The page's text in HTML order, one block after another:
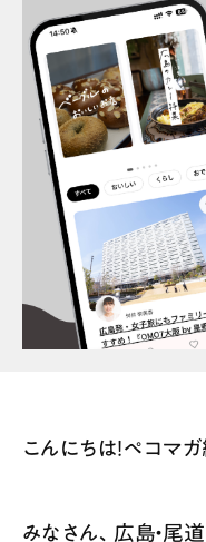
Outing
ペコマガとは
スポット情報
プライバシーポリシー
お問合せ
こんにちは！ペコマ
みなさん、広島・尾